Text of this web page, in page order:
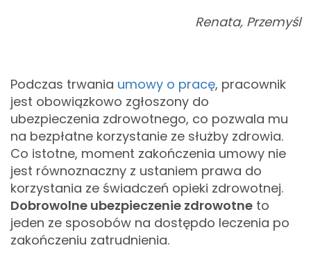
Renata, Przemyśl
Podczas trwania umowy o pracę, pracownik
jest obowiązkowo zgłoszony do
ubezpieczenia zdrowotnego, co pozwala mu
na bezpłatne korzystanie ze służby zdrowia.
Co istotne, moment zakończenia umowy nie
jest równoznaczny z ustaniem prawa do
korzystania ze świadczeń opieki zdrowotnej.
Dobrowolne ubezpieczenie zdrowotne to
jeden ze sposobów na dostępdo leczenia po
zakończeniu zatrudnienia.